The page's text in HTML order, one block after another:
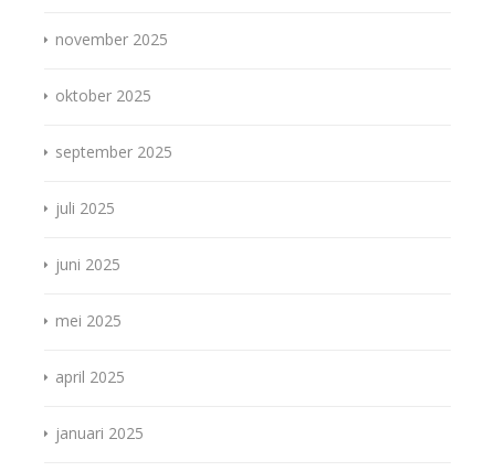
november 2025
oktober 2025
september 2025
juli 2025
juni 2025
mei 2025
april 2025
januari 2025